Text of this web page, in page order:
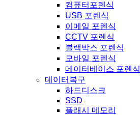
컴퓨터포렌식
USB 포렌식
이메일 포렌식
CCTV 포렌식
블랙박스 포렌식
모바일 포렌식
데이터베이스 포렌식
데이터복구
하드디스크
SSD
플래시 메모리